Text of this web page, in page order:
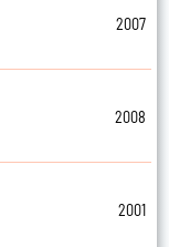
2007
2008
2001